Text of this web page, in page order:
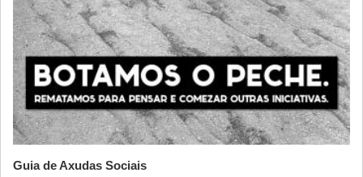
Guia de Axudas Sociais